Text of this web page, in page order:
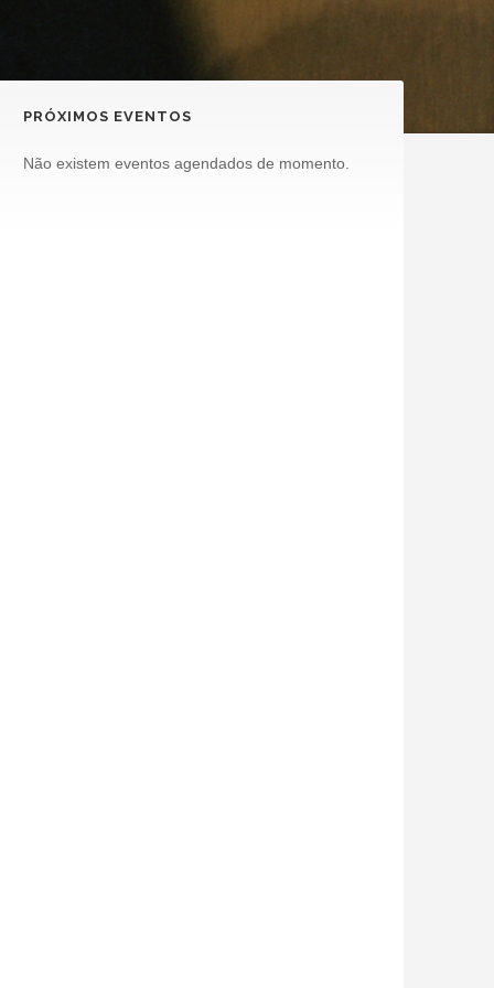
PRÓXIMOS EVENTOS
Não existem eventos agendados de momento.